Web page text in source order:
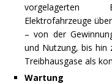
vorgelagerten
Elektrofahrzeuge
– von der
und Nutzung, bis hin
Treibhausgase als
Wartung